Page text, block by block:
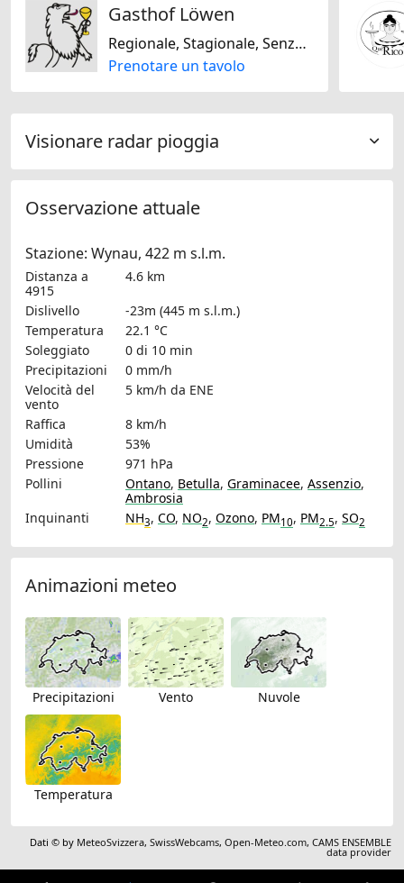
Gasthof Löwen
Regionale, Stagionale, Senza glutine, Svizzera
Prenotare un tavolo
Visionare radar pioggia
Osservazione attuale
Stazione: Wynau, 422 m s.l.m.
Distanza a
4915
4.6 km
Dislivello
-23m (445 m s.l.m.)
Temperatura
22.1 °C
Soleggiato
0 di 10 min
Precipitazioni
0 mm/h
Velocità del
vento
5 km/h da ENE
Raffica
8 km/h
Umidità
53%
Pressione
971 hPa
Pollini
Ontano, Betulla, Graminacee, Assenzio,
Ambrosia
Inquinanti
NH3, CO, NO2, Ozono, PM10, PM2.5, SO2
Animazioni meteo
Precipitazioni Vento Nuvole
Temperatura
Dati © by MeteoSvizzera,SwissWebcams,Open-Meteo.com,CAMS ENSEMBLE
data provider